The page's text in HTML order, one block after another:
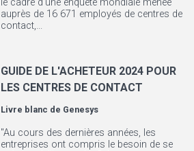
le cadre d'une enquête mondiale menée
auprès de 16 671 employés de centres de
contact,...
GUIDE DE L'ACHETEUR 2024 POUR
LES CENTRES DE CONTACT
Livre blanc de Genesys
"Au cours des dernières années, les
entreprises ont compris le besoin de se